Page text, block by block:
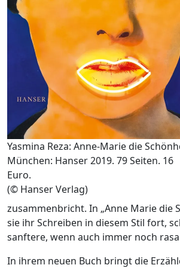
Yasmina Reza: Anne-Marie die
München: Hanser 2019. 79 Seiten. 16
Euro.
(© Hanser Verlag)
zusammenbricht. In „Anne Marie die
sie ihr Schreiben in diesem Stil fort,
sanftere, wenn auch immer noch
In ihrem neuen Buch bringt die